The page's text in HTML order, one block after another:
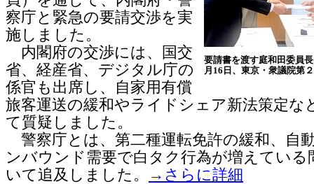
要請書を渡す庭和田委員
月16日、東京・衆議院第
察庁と緊急の要請交渉を実
施しました。
内閣府の交渉には、国交
省、経産省、デジタル庁の
係官も出席し、自家用有償
旅客運送の緩和やライドシェア新法策定な
て質疑しました。
警察庁とは、第二種運転免許の緩和、自
ンバウンド需要で白タク行為が増えている
いて追及しました。
→さらに詳細